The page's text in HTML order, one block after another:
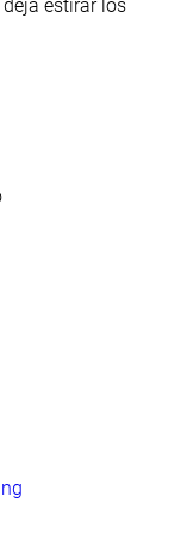
estirar los